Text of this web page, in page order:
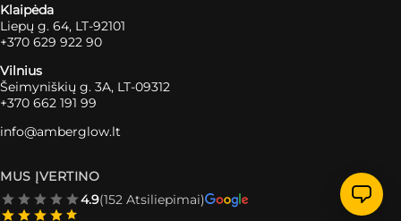
Klaipėda
Liepų g. 64, LT-92101
+370 629 922 90
Vilnius
Šeimyniškių g. 3A, LT-09312
+370 662 191 99
info@amberglow.lt
MUS ĮVERTINO
4.9(152 Atsiliepimai)